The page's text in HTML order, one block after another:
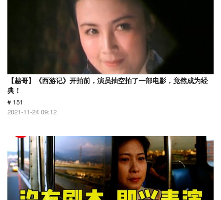
【越哥】《西游记》开拍前，演员抽空拍了一部电影，竟然成为经
典！
# 151
2021-11-24 09:12